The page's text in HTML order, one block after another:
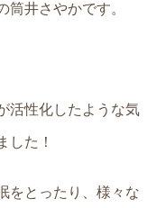
筒井さやかです。
活性化したような気
した！
をとったり、様々な